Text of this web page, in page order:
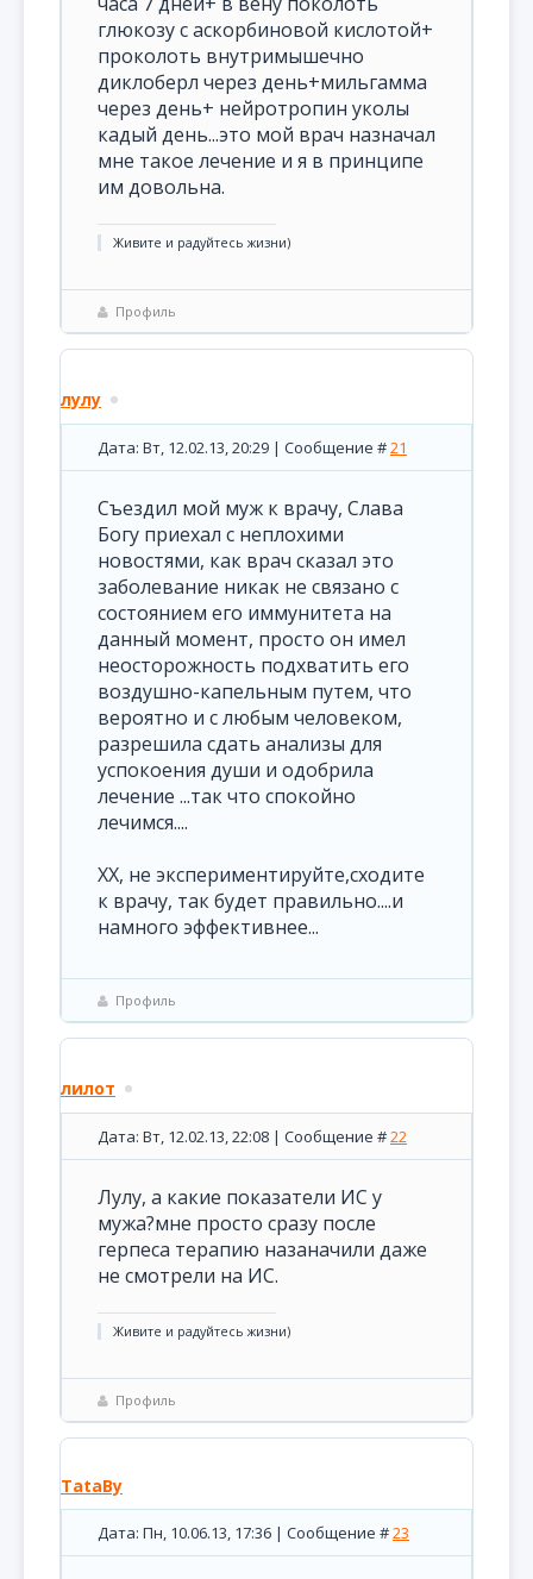
глюкозу с аскорбиновой кислотой+
проколоть внутримышечно
диклоберл через день+мильгамма
через день+ нейротропин уколы
кадый день...это мой врач назначал
мне такое лечение и я в принципе
им довольна.
Живите и радуйтесь жизни)
Профиль
лулу
Дата: Вт, 12.02.13, 20:29 | Сообщение #21
Съездил мой муж к врачу, Слава
Богу приехал с неплохими
новостями, как врач сказал это
заболевание никак не связано с
состоянием его иммунитета на
данный момент, просто он имел
неосторожность подхватить его
воздушно-капельным путем, что
вероятно и с любым человеком,
разрешила сдать анализы для
успокоения души и одобрила
лечение ...так что спокойно
лечимся....
XX, не экспериментируйте,сходите
к врачу, так будет правильно....и
намного эффективнее...
Профиль
лилот
Дата: Вт, 12.02.13, 22:08 | Сообщение #22
Лулу, а какие показатели ИС у
мужа?мне просто сразу после
герпеса терапию назаначили даже
не смотрели на ИС.
Живите и радуйтесь жизни)
Профиль
TataBy
Дата: Пн, 10.06.13, 17:36 | Сообщение #23